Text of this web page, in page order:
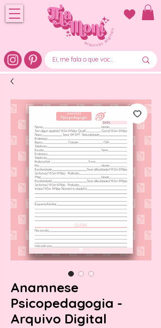
Anamnese
Psicopedagogia -
Arquivo Digital